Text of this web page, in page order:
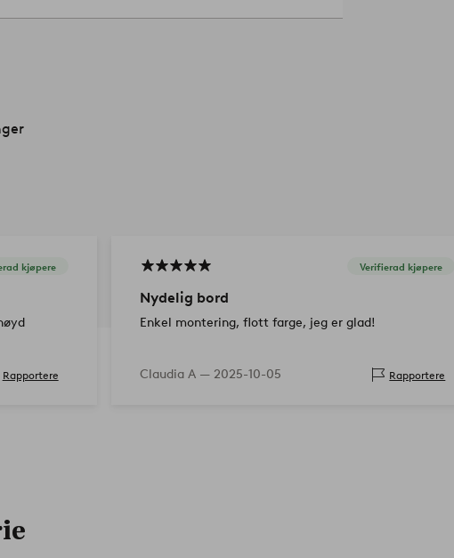
kjøpere
Rapportere
Verifierad kjøpere
Nydelig bord
Enkel montering, flott farge, jeg er glad!
Claudia A — 2025-10-05 Rapportere